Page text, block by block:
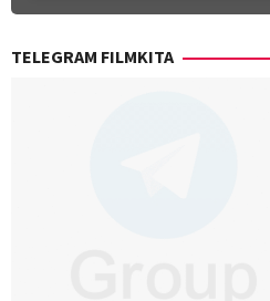
TELEGRAM FILMKITA